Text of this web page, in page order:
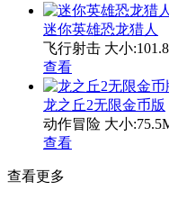
迷你英雄恐龙猎人
飞行射击 大小
查看
龙之丘2无限金币版
动作冒险 大小
查看
查看更多